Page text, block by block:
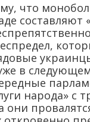
что
составляют
в
народа» с
они